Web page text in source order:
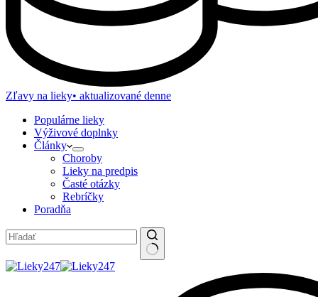
Zľavy na lieky• aktualizované denne
Populárne lieky
Výživové doplnky
Články
Choroby
Lieky na predpis
Časté otázky
Rebríčky
Poradňa
No